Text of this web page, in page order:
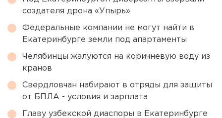
создателя дрона «Упырь»
Федеральные компании не могут найти в
Екатеринбурге земли под апартаменты
Челябинцы жалуются на коричневую воду из
кранов
Свердловчан набирают в отряды для защиты
от БПЛА - условия и зарплата
Главу узбекской диаспоры в Екатеринбурге